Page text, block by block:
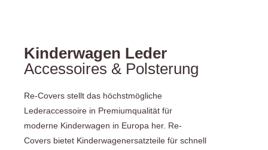
Kinderwagen Leder
Accessoires & Polsterung
Re-Covers stellt das höchstmögliche
Lederaccessoire in Premiumqualität für
moderne Kinderwagen in Europa her. Re-
Covers bietet Kinderwagenersatzteile für schnell